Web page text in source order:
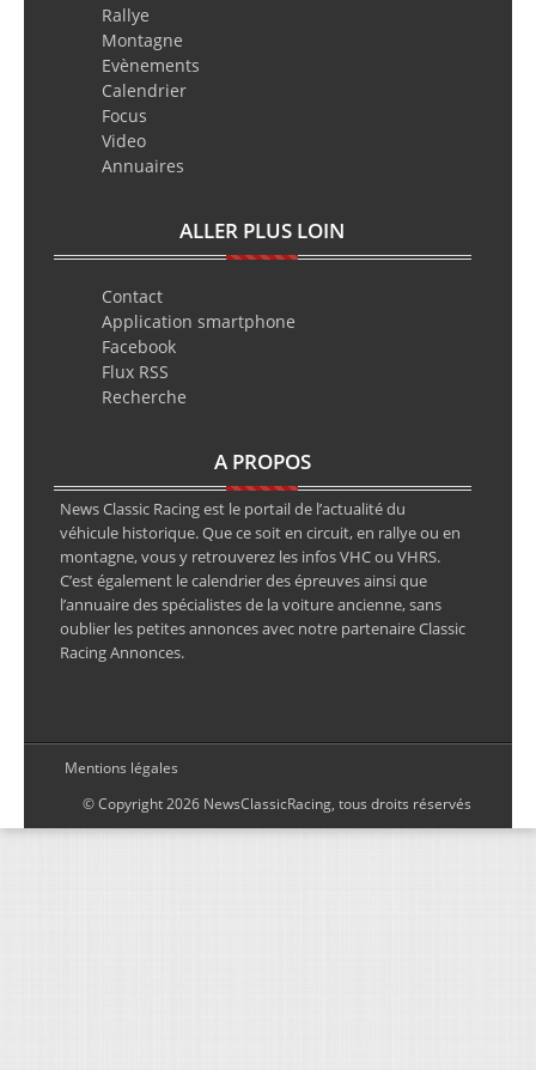
Rallye
Montagne
Evènements
Calendrier
Focus
Video
Annuaires
ALLER PLUS LOIN
Contact
Application smartphone
Facebook
Flux RSS
Recherche
A PROPOS
News Classic Racing est le portail de l’actualité du
véhicule historique. Que ce soit en circuit, en rallye ou en
montagne, vous y retrouverez les infos VHC ou VHRS.
C’est également le calendrier des épreuves ainsi que
l’annuaire des spécialistes de la voiture ancienne, sans
oublier les petites annonces avec notre partenaire Classic
Racing Annonces.
Mentions légales
© Copyright 2026 NewsClassicRacing, tous droits réservés